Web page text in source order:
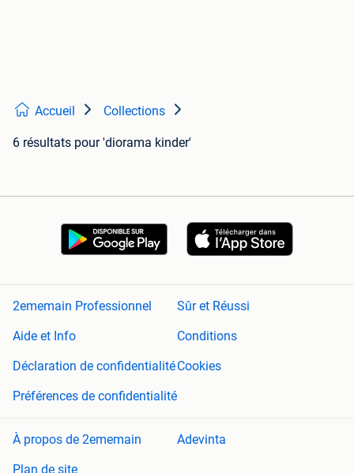
Accueil Collections
6 résultats pour 'diorama kinder'
2ememain Professionnel
Sûr et Réussi
Aide et Info
Conditions
Déclaration de confidentialitéCookies
Préférences de confidentialité
À propos de 2ememain
Adevinta
Plan de site